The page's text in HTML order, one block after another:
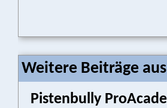
Weitere Beiträge
Pistenbully